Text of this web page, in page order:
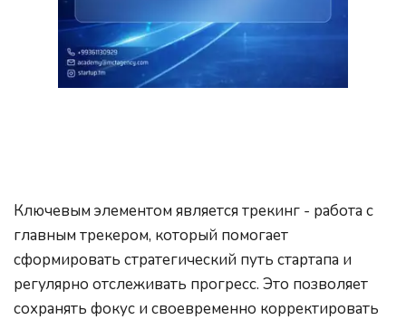
Ключевым элементом является трекинг - работа с
главным трекером, который помогает
сформировать стратегический путь стартапа и
регулярно отслеживать прогресс. Это позволяет
сохранять фокус и своевременно корректировать